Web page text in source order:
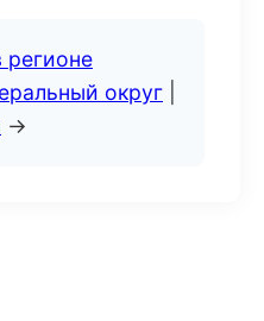
регионе
округ
→